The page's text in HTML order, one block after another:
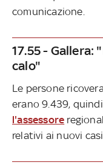
comunicazione.
17.55 - Gallera:
calo"
Le persone
erano 9.439,
l'assessore
relativi ai nuovi